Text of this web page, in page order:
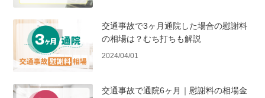
交通事故で3ヶ月通院した場合の慰謝料
の相場は？むち打ちも解説
2024/04/01
交通事故で通院6ヶ月｜慰謝料の相場金